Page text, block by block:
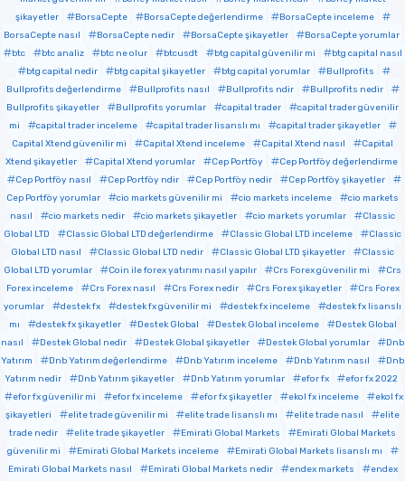
şikayetler
BorsaCepte BorsaCepte değerlendirme
BorsaCepte inceleme
BorsaCepte nasıl
BorsaCepte nedir BorsaCepte şikayetler
BorsaCepte yorumlar
btc
btc analiz btc ne olur btcusdt btg capital güvenilir mi
btg capital nasıl
btg capital nedir
btg capital şikayetler btg capital yorumlar
Bullprofits
Bullprofits değerlendirme
Bullprofits nasıl Bullprofits ndir
Bullprofits nedir
Bullprofits şikayetler
Bullprofits yorumlar capital trader
capital trader güvenilir
mi
capital trader inceleme capital trader lisanslı mı
capital trader şikayetler
Capital Xtend güvenilir mi
Capital Xtend inceleme Capital Xtend nasıl
Capital
Xtend şikayetler
Capital Xtend yorumlar Cep Portföy
Cep Portföy değerlendirme
Cep Portföy nasıl
Cep Portföy ndir Cep Portföy nedir
Cep Portföy şikayetler
Cep Portföy yorumlar
cio markets güvenilir mi cio markets inceleme
cio markets
nasıl
cio markets nedir cio markets şikayetler cio markets yorumlar
Classic
Global LTD
Classic Global LTD değerlendirme Classic Global LTD inceleme
Classic
Global LTD nasıl
Classic Global LTD nedir Classic Global LTD şikayetler
Classic
Global LTD yorumlar
Coin ile forex yatırımı nasıl yapılır Crs Forex güvenilir mi
Crs
Forex inceleme
Crs Forex nasıl Crs Forex nedir Crs Forex şikayetler
Crs Forex
yorumlar
destek fx destek fx güvenilir mi destek fx inceleme
destek fx lisanslı
mı
destek fx şikayetler Destek Global Destek Global inceleme
Destek Global
nasıl
Destek Global nedir Destek Global şikayetler Destek Global yorumlar
Dnb
Yatırım
Dnb Yatırım değerlendirme Dnb Yatırım inceleme Dnb Yatırım nasıl
Dnb
Yatırım nedir
Dnb Yatırım şikayetler Dnb Yatırım yorumlar efor fx
efor fx 2022
efor fx güvenilir mi
efor fx inceleme efor fx şikayetler ekol fx inceleme
ekol fx
şikayetleri
elite trade güvenilir mi elite trade lisanslı mı elite trade nasıl
elite
trade nedir
elite trade şikayetler Emirati Global Markets
Emirati Global Markets
güvenilir mi
Emirati Global Markets inceleme
Emirati Global Markets lisanslı mı
Emirati Global Markets nasıl
Emirati Global Markets nedir endex markets
endex